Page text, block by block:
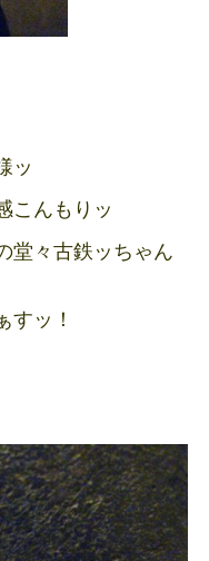
ッ
こんもりッ
堂々古鉄ッちゃん
すッ！